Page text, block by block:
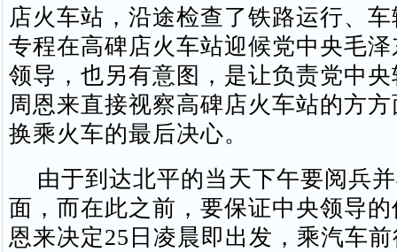
店火车站，沿途检查了铁路运行、
专程在高碑店火车站迎候党中央毛
领导，也另有意图，是让负责党中
周恩来直接视察高碑店火车站的方
换乘火车的最后决心。
由于到达北平的当天下午要阅兵
面，而在此之前，要保证中央领导
恩来决定25日凌晨即出发，乘汽车